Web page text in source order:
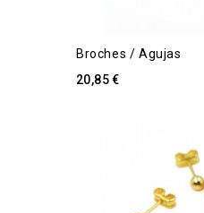
Broches / Agujas
20,85 €